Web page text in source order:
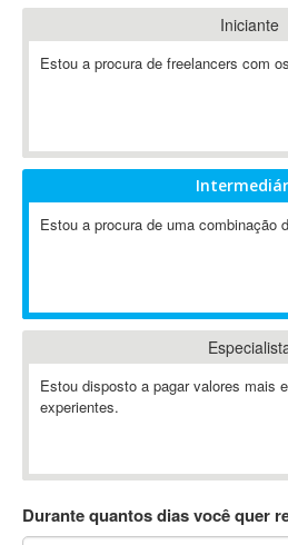
A-GPS
A2Billing
AAUS Scientific Diver
Abaqus
ABIS
Ableton Push
Abstract
Abstract Window Toolkit (AWT)
Absynth
AC3
AccountMate
Iniciante
Estou a procura de freelancers com
Estou a procura de uma combinação
Estou disposto a pagar valores mais
experientes.
Durante quantos dias você quer